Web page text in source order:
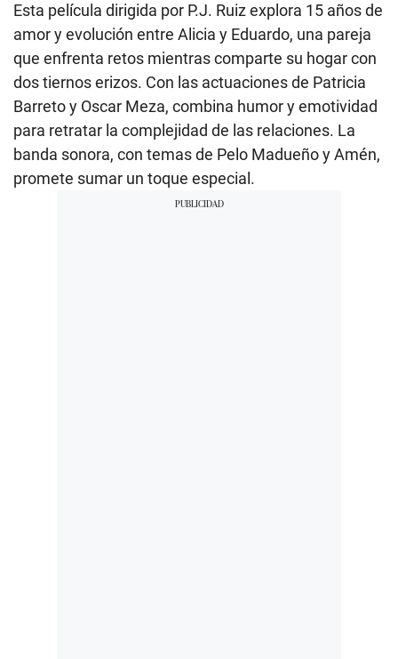
Esta película dirigida por P.J. Ruiz explora 15 años de
amor y evolución entre Alicia y Eduardo, una pareja
que enfrenta retos mientras comparte su hogar con
dos tiernos erizos. Con las actuaciones de Patricia
Barreto y Oscar Meza, combina humor y emotividad
para retratar la complejidad de las relaciones. La
banda sonora, con temas de Pelo Madueño y Amén,
promete sumar un toque especial.